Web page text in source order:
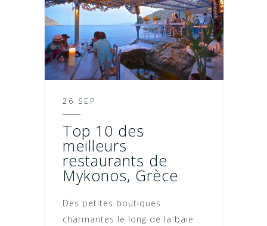
26 SEP
Top 10 des
meilleurs
restaurants de
Mykonos, Grèce
Des petites boutiques
charmantes le long de la baie